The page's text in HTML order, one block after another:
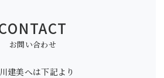
お問い合わせ
建美へは下記より